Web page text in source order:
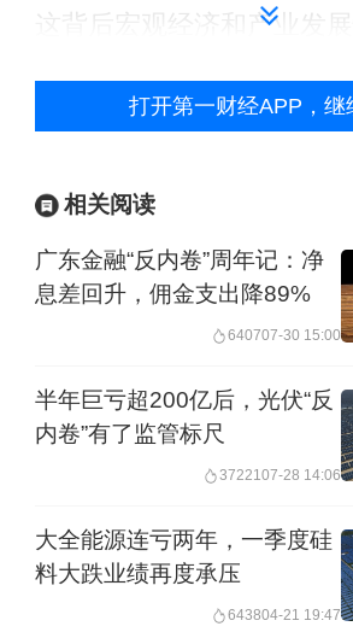
这背后宏观经济和产业发
2024年7月，中央政治
月，中央经济工作会议升
业行为；2025年3月，政
写入“综合整治‘内卷式’竞
财经委会议提出，依法依
价无序竞争，推动落后产
“截至2025年5月，PPI已
负增长，仅次于2012年～
改革前的情况。因此不难
打开第一财经APP，继
相关阅读
广东金融“反内卷”周年记：净
息差回升，佣金支出降89%
640707-30 15:00
半年巨亏超200亿后，光伏“反
内卷”有了监管标尺
3722107-28 14:06
大全能源连亏两年，一季度硅
料大跌业绩再度承压
643804-21 19:47